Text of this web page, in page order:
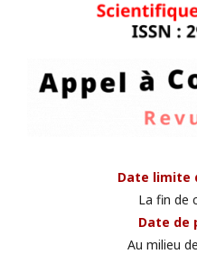
Date limite
La fin de
Date de
Au milieu